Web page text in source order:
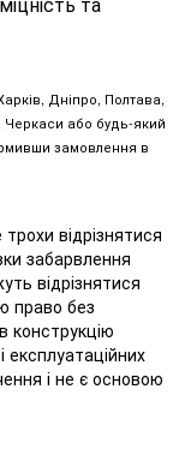
Дніпро, Полтава,
Черкаси або будь-який
замовлення в
відрізнятися
забарвлення
відрізнятися
право без
конструкцію
експлуатаційних
і не є основою